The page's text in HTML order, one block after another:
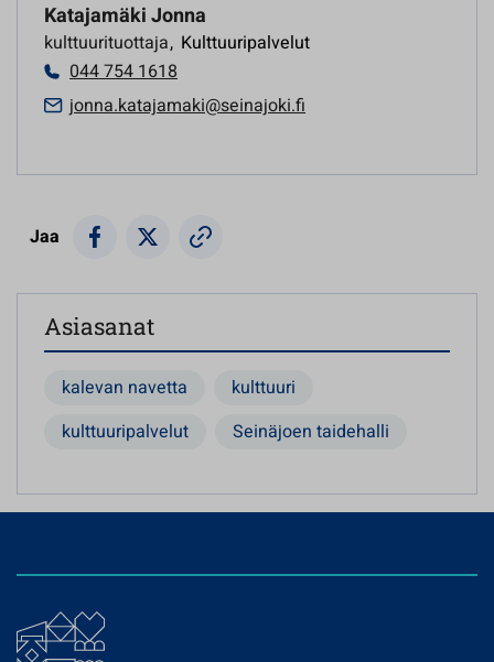
Katajamäki Jonna
kulttuurituottaja, Kulttuuripalvelut
044 754 1618
jonna.katajamaki@seinajoki.fi
Jaa
Asiasanat
kalevan navetta
kulttuuri
kulttuuripalvelut
Seinäjoen taidehalli